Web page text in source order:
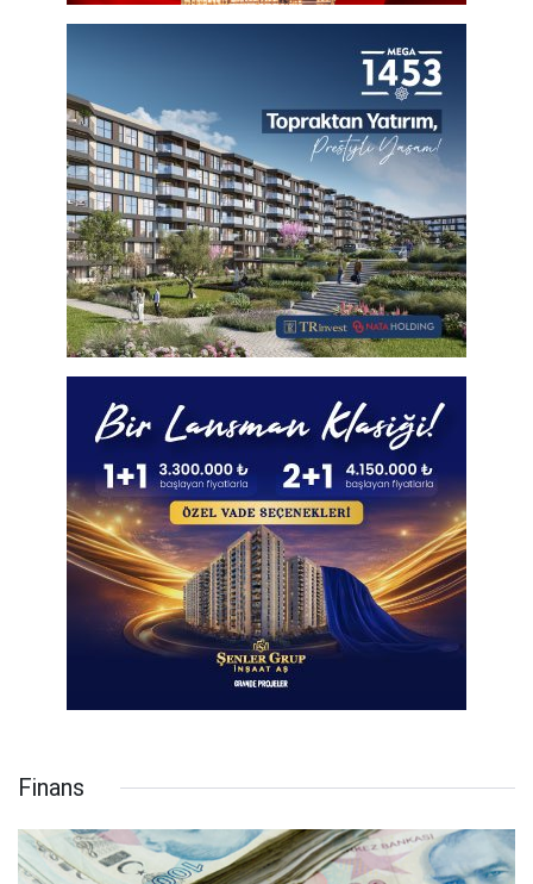
Finans